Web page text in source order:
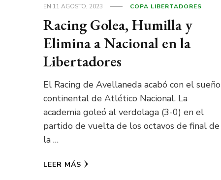
EN 11 AGOSTO, 2023 COPA LIBERTADORES
Racing Golea, Humilla y
Elimina a Nacional en la
Libertadores
El Racing de Avellaneda acabó con el sueño
continental de Atlético Nacional. La
academia goleó al verdolaga (3-0) en el
partido de vuelta de los octavos de final de
la …
LEER MÁS